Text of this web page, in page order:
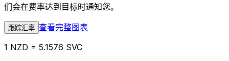
们会在费率达到目标时通知您。
跟踪汇率 查看完整图表
1 NZD = 5.1576 SVC